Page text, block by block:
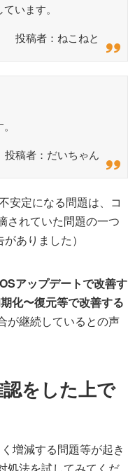
います。
投稿者：ねこねと
投稿者：だいちゃん
安定になる問題は、コ
されていた問題の一つ
ありました）
アップデートで改善す
化〜復元等で改善する
が継続しているとの声
をした上で
増減する問題等が起き
処法を試してみてくだ